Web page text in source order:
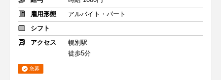
雇用形態
アルバイト・パート
シフト
アクセス
幌別駅
徒歩5分
急募